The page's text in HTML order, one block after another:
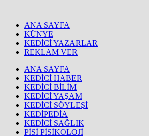
ANA SAYFA
KÜNYE
KEDİCİ YAZARLAR
REKLAM VER
ANA SAYFA
KEDİCİ HABER
KEDİCİ BİLİM
KEDİCİ YAŞAM
KEDİCİ SÖYLEŞİ
KEDİPEDİA
KEDİCİ SAĞLIK
PİSİ PİSİKOLOJİ